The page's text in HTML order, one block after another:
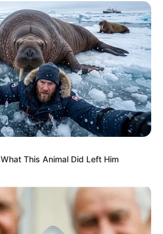
This Animal Did Left Him